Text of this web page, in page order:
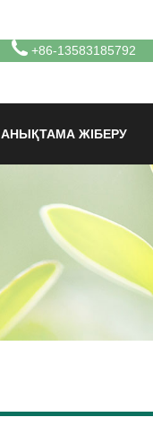
+86-13583185792
АНЫҚТАМА ЖІБЕРУ